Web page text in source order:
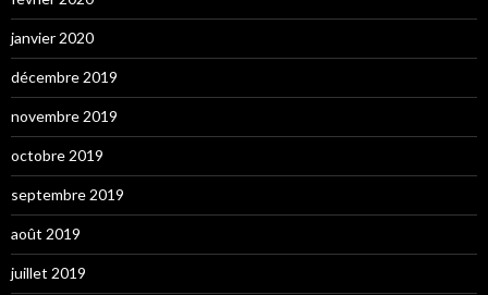
janvier 2020
décembre 2019
novembre 2019
octobre 2019
septembre 2019
août 2019
juillet 2019